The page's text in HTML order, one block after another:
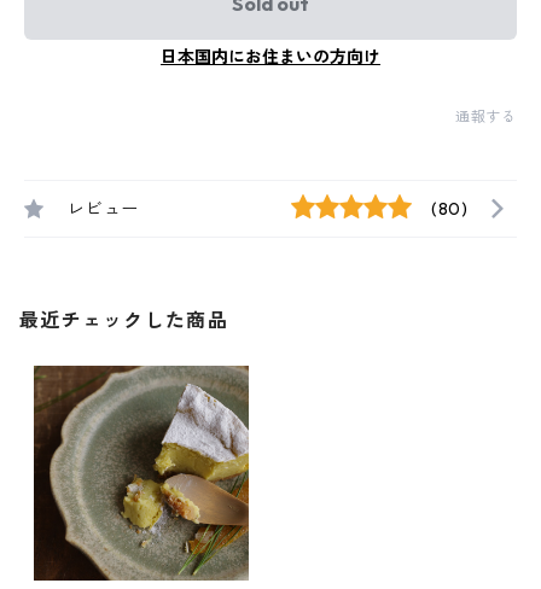
日本国内にお住まいの方向け
通報する
レビュー (80)
最近チェックした商品